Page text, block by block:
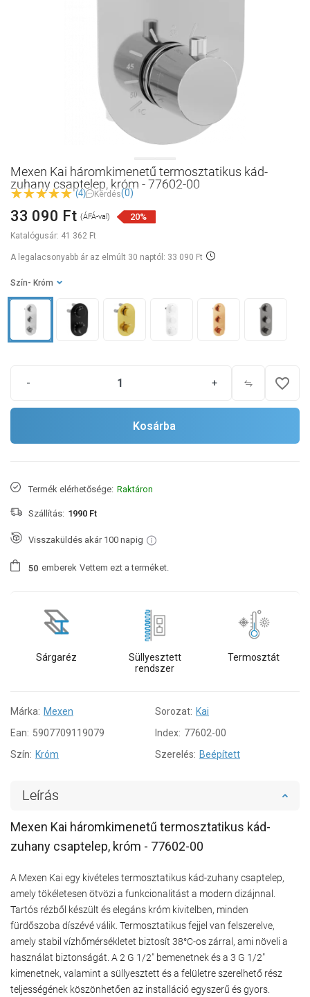
Mexen Kai háromkimenetű termosztatikus kád-
zuhany csaptelep, króm - 77602-00
(4) Kérdés(0)
Katalógusár: 41 362 Ft
33 090 Ft (ÁFÁ-val) 20%
A legalacsonyabb ár az elmúlt 30 naptól: 33 090 Ft
Szín - Króm
- + favorite_border
Kosárba
Termék elérhetősége: Raktáron
Szállítás: 1990 Ft
Visszaküldés akár 100 napig
50 emberek Vettem ezt a terméket.
Sárgaréz
Süllyesztett
rendszer
Termosztát
Márka: Mexen Sorozat: Kai
Ean: 5907709119079 Index: 77602-00
Szín: Króm Szerelés: Beépített
Leírás
Mexen Kai háromkimenetű termosztatikus kád-
zuhany csaptelep, króm - 77602-00
A Mexen Kai egy kivételes termosztatikus kád-zuhany csaptelep,
amely tökéletesen ötvözi a funkcionalitást a modern dizájnnal.
Tartós rézből készült és elegáns króm kivitelben, minden
fürdőszoba díszévé válik. Termosztatikus fejjel van felszerelve,
amely stabil vízhőmérsékletet biztosít 38°C-os zárral, ami növeli a
használat biztonságát. A 2 G 1/2" bemenetnek és a 3 G 1/2"
kimenetnek, valamint a süllyesztett és a felületre szerelhető rész
teljességének köszönhetően az installáció egyszerű és gyors.